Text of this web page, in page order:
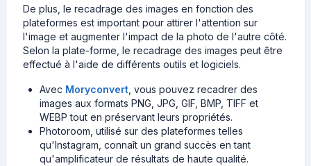
De plus, le recadrage des images en fonction des
plateformes est important pour attirer l'attention sur
l'image et augmenter l'impact de la photo de l'autre côté.
Selon la plate-forme, le recadrage des images peut être
effectué à l'aide de différents outils et logiciels.
Avec Moryconvert , vous pouvez recadrer des
images aux formats PNG, JPG, GIF, BMP, TIFF et
WEBP tout en préservant leurs propriétés.
Photoroom, utilisé sur des plateformes telles
qu'Instagram, connaît un grand succès en tant
qu'amplificateur de résultats de haute qualité.